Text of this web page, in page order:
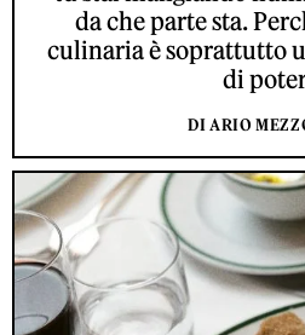
da che parte sta.
culinaria è soprattutto
di
DI ARIO